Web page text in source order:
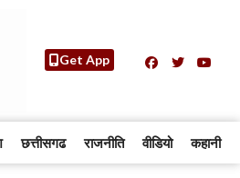
Get App
छत्तीसगढ राजनीति वीडियो कहानी